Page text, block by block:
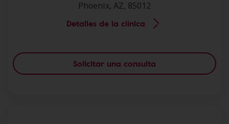
Phoenix, AZ, 85012
Detalles de la clínica
Solicitar una consulta